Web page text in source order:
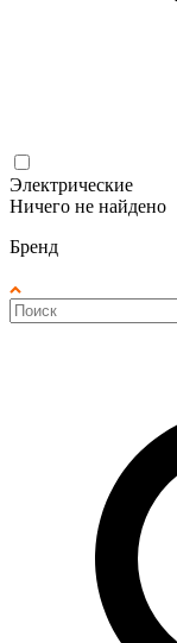
Электрические
Ничего не найдено
Бренд